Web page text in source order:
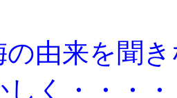
の由来を聞
く・・・・